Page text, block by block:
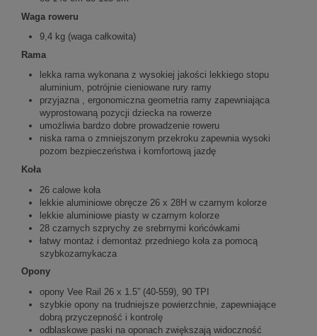
Waga roweru
9,4 kg (waga całkowita)
Rama
lekka rama wykonana z wysokiej jakości lekkiego stopu
aluminium, potrójnie cieniowane rury ramy
przyjazna , ergonomiczna geometria ramy zapewniająca
wyprostowaną pozycji dziecka na rowerze
umożliwia bardzo dobre prowadzenie roweru
niska rama o zmniejszonym przekroku zapewnia wysoki
pozom bezpieczeństwa i komfortową jazdę
Koła
26 calowe koła
lekkie aluminiowe obręcze 26 x 28H w czarnym kolorze
lekkie aluminiowe piasty w czarnym kolorze
28 czarnych szprychy ze srebrnymi końcówkami
łatwy montaż i demontaż przedniego koła za pomocą
szybkozamykacza
Opony
opony Vee Rail 26 x 1.5” (40-559), 90 TPI
szybkie opony na trudniejsze powierzchnie, zapewniające
dobrą przyczepność i kontrolę
odblaskowe paski na oponach zwiększają widoczność